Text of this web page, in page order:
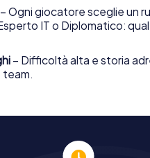
– Ogni giocatore sceglie un
IT o Diplomatico:
– Difficoltà alta e storia
team.